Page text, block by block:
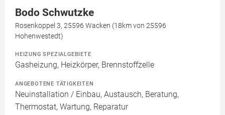
Bodo Schwutzke
Rosenkoppel 3, 25596 Wacken (18km von 25596
Hohenwestedt)
HEIZUNG SPEZIALGEBIETE
Gasheizung, Heizkörper, Brennstoffzelle
ANGEBOTENE TÄTIGKEITEN
Neuinstallation / Einbau, Austausch, Beratung,
Thermostat, Wartung, Reparatur